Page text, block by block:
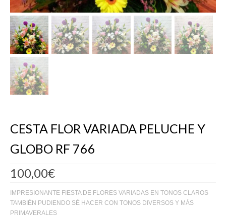
CESTA FLOR VARIADA PELUCHE Y
GLOBO RF 766
100,00€
IMPRESIONANTE FIESTA DE FLORES VARIADAS EN TONOS CLAROS
TAMBIÉN PUDIENDO SÉ HACER CON TONOS DIVERSOS Y MÁS
PRIMAVERALES